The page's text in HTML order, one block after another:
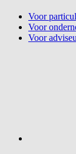
Voor
Voor
Voor